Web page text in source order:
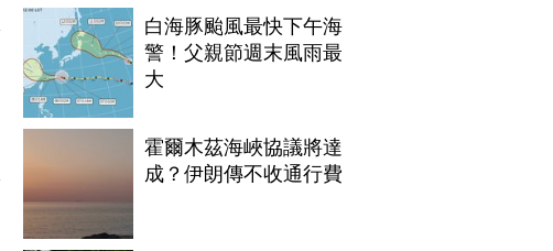
白海豚颱風最快下午海
警！父親節週末風雨最
大
霍爾木茲海峽協議將達
成？伊朗傳不收通行費